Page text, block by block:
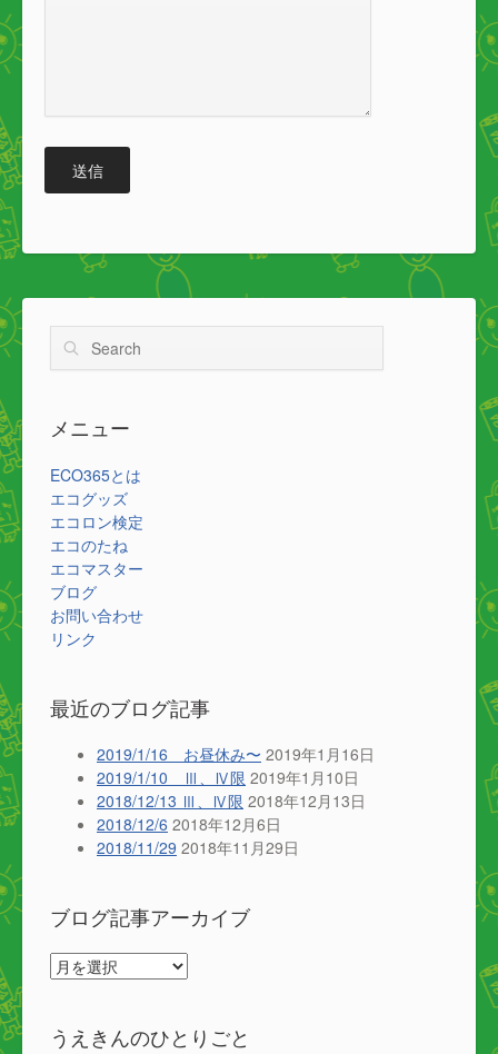
送信
Search
メニュー
ECO365とは
エコグッズ
エコロン検定
エコのたね
エコマスター
ブログ
お問い合わせ
リンク
最近のブログ記事
2019/1/16 お昼休み〜 2019年1月16日
2019/1/10 Ⅲ、Ⅳ限 2019年1月10日
2018/12/13 Ⅲ、Ⅳ限 2018年12月13日
2018/12/6 2018年12月6日
2018/11/29 2018年11月29日
ブログ記事アーカイブ
ブ
ロ
記
うえきんのひとりごと